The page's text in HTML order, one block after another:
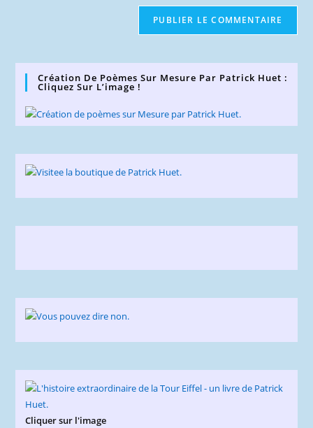
Création De Poèmes Sur Mesure Par Patrick Huet :
Cliquez Sur L’image !
Cliquer sur l'image